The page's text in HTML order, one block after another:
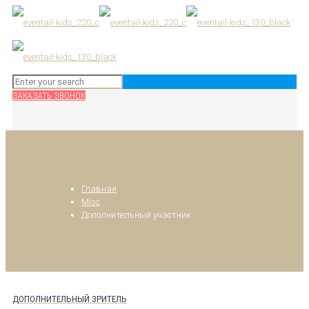
ЗАКАЗАТЬ ЗВОНОК
Главная
Misc
Дополнительный участник
ДОПОЛНИТЕЛЬНЫЙ ЗРИТЕЛЬ